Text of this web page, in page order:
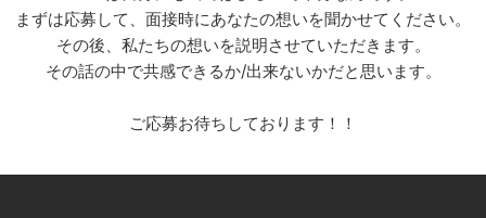
まずは応募して、面接時にあなたの想いを聞かせてください。
その後、私たちの想いを説明させていただきます。
その話の中で共感できるか/出来ないかだと思います。
ご応募お待ちしております！！